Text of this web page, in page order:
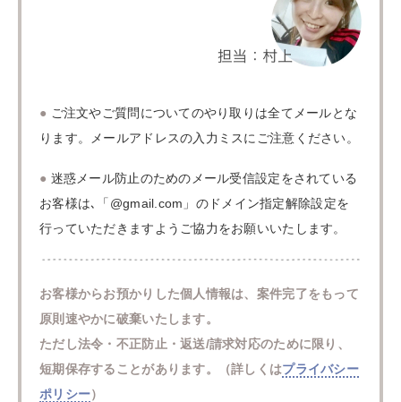
● ご注文やご質問についてのやり取りは全てメールとな
ります。メールアドレスの入力ミスにご注意ください。
● 迷惑メール防止のためのメール受信設定をされている
お客様は､「@gmail.com」のドメイン指定解除設定を
行っていただきますようご協力をお願いいたします。
お客様からお預かりした個人情報は、案件完了をもって
原則速やかに破棄いたします。
ただし法令・不正防止・返送/請求対応のために限り、
短期保存することがあります。（詳しくはプライバシー
ポリシー）